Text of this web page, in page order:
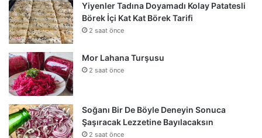
Yiyenler Tadına Doyamadı Kolay Patatesli
Börek İçi Kat Kat Börek Tarifi
2 saat önce
Mor Lahana Turşusu
2 saat önce
Soğanı Bir De Böyle Deneyin Sonuca
Şaşıracak Lezzetine Bayılacaksın
2 saat önce